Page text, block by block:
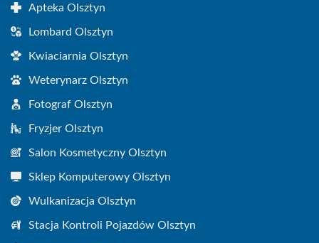
Apteka Olsztyn
Lombard Olsztyn
Kwiaciarnia Olsztyn
Weterynarz Olsztyn
Fotograf Olsztyn
Fryzjer Olsztyn
Salon Kosmetyczny Olsztyn
Sklep Komputerowy Olsztyn
Wulkanizacja Olsztyn
Stacja Kontroli Pojazdów Olsztyn